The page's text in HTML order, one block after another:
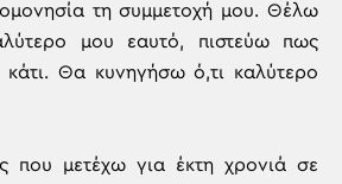
τη συμμετοχή μου. Θέλω
μου εαυτό, πιστεύω πως
Θα κυνηγήσω ό,τι καλύτερο
που μετέχω για έκτη χρονιά σε